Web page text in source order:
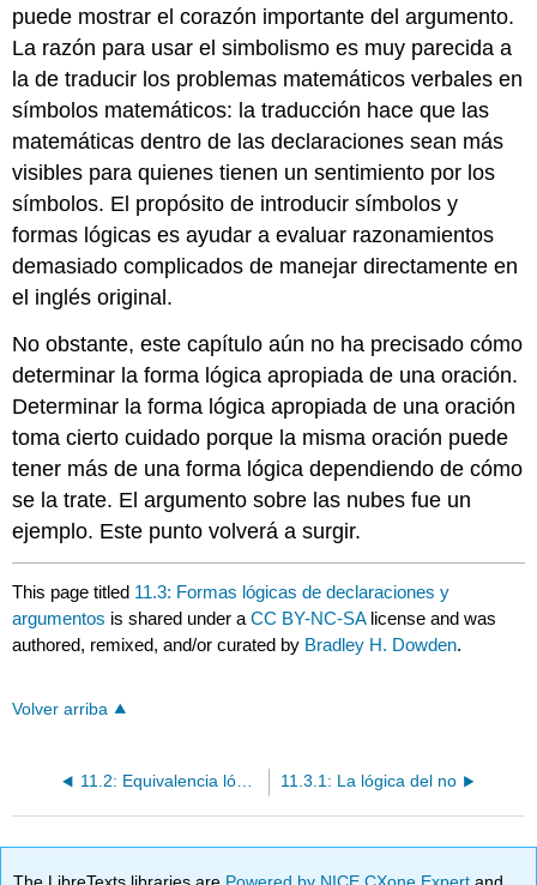
puede mostrar el corazón importante del argumento.
La razón para usar el simbolismo es muy parecida a
la de traducir los problemas matemáticos verbales en
símbolos matemáticos: la traducción hace que las
matemáticas dentro de las declaraciones sean más
visibles para quienes tienen un sentimiento por los
símbolos. El propósito de introducir símbolos y
formas lógicas es ayudar a evaluar razonamientos
demasiado complicados de manejar directamente en
el inglés original.
No obstante, este capítulo aún no ha precisado cómo
determinar la forma lógica apropiada de una oración.
Determinar la forma lógica apropiada de una oración
toma cierto cuidado porque la misma oración puede
tener más de una forma lógica dependiendo de cómo
se la trate. El argumento sobre las nubes fue un
ejemplo. Este punto volverá a surgir.
This page titled 11.3: Formas lógicas de declaraciones y
argumentos is shared under aCC BY-NC-SA license and was
authored, remixed, and/or curated by Bradley H. Dowden.
Volver arriba
11.2: Equivalencia lógica 11.3.1: La lógica del no